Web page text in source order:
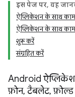
इस पेज पर, यह
ऐप्लिकेशन के साथ
ऐप्लिकेशन के साथ
शुरू करें
संग्रहित करें
Android
फ़ोन, टैबलेट, फ़ोल्ड